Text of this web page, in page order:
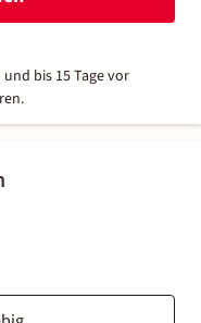
bis 15 Tage vor